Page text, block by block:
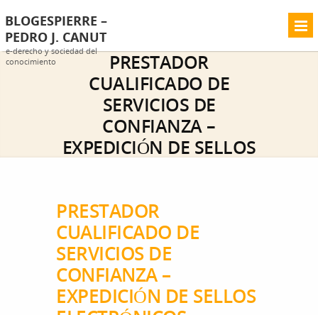
BLOGESPIERRE –
PEDRO J. CANUT
e-derecho y sociedad del
conocimiento
PRESTADOR
CUALIFICADO DE
SERVICIOS DE
CONFIANZA –
EXPEDICIÓN DE SELLOS
TIEMPO
Home COLORIURIS >>
PRESTADOR
CUALIFICADO DE SERVICIOS DE CONFIANZA –
EXPEDICIÓN DE SELLOS ELECTRÓNICOS
CUALIFICADOS DE TIEMPO
PRESTADOR
CUALIFICADO DE
SERVICIOS DE
CONFIANZA –
EXPEDICIÓN DE SELLOS